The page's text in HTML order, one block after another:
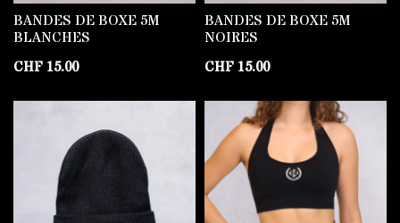
BANDES DE BOXE 5M
BLANCHES
CHF 15.00
BANDES DE BOXE 5M
NOIRES
CHF 15.00